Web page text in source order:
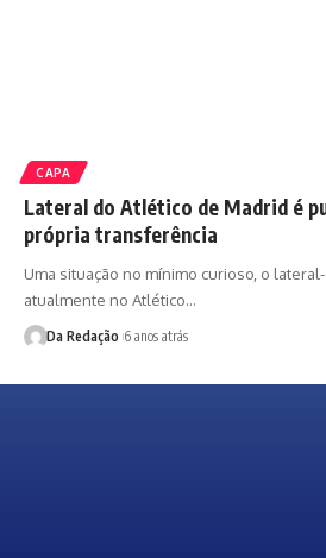
CAPA
Lateral do Atlético de Madrid é
própria transferência
Uma situação no mínimo curioso, o
atualmente no Atlético…
Da Redação 6 anos atrás